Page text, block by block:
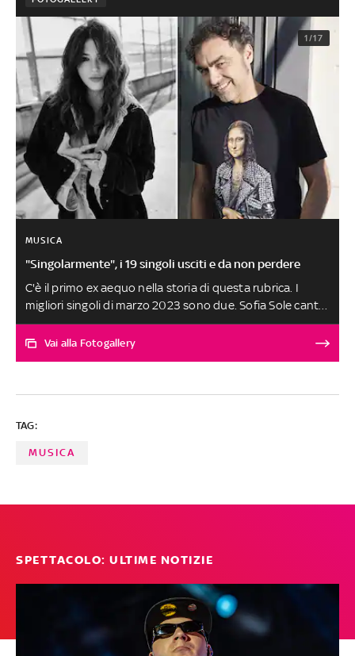
1/17
MUSICA
"Singolarmente", i 19 singoli usciti e da non perdere
C'è il primo ex aequo nella storia di questa rubrica. I
migliori singoli di marzo 2023 sono due. Sofia Sole canta
'Un Giro di Troppo', un brano pop dalle venature dreamy
e melinconiche che descrive l’amore a 20anni. Marco
certezza e flirta nel suo ipotetico metaverso. Le altre
a pari merito. SELEZIONE E SCELTA DEI BRANI A CURA DI
Vai alla Fotogallery
TAG:
MUSICA
SPETTACOLO: ULTIME NOTIZIE